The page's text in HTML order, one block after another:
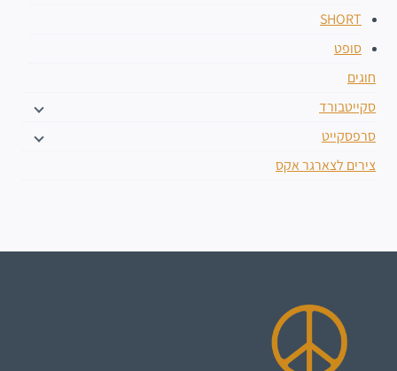
SHORT
סופט
חוגים
סקייטבורד
סרפסקייט
צירים לצארגר אקס